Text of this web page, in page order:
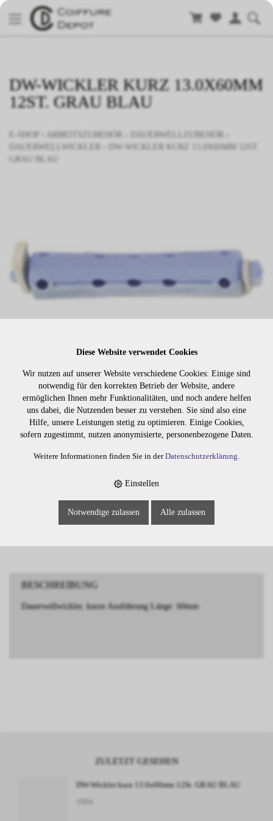
DW-WICKLER KURZ 13.0X60MM
12ST. GRAU BLAU
DAUERWELLZUBEHÖR
DAUERWELLWICKLER
DW-WICKLER KURZ 13.0X60MM 12ST.
Lager:
Art. Nr:
1994
Wiederbeschaffungsdauer auf Anfrage.
Die Preise sind erst nach dem
Login sichtbar. Bitte loggen Sie
sich ein oder registrieren Sie sich.
Merken
BESCHREIBUNG
Dauerwellwickler, kurze Ausführung Länge: 60mm
ZULETZT GESEHEN
DW-Wickler kurz 13.0x60mm 12St. GRAU BLAU
Diese Website verwendet Cookies
Wir nutzen auf unserer Website verschiedene Cookies: Einige sind
notwendig für den korrekten Betrieb der Website, andere
ermöglichen Ihnen mehr Funktionalitäten, und noch andere helfen
uns dabei, die Nutzenden besser zu verstehen. Sie sind also eine
Hilfe, unsere Leistungen stetig zu optimieren. Einige Cookies,
sofern zugestimmt, nutzen anonymisierte, personenbezogene Daten.
Weitere Informationen finden Sie in derDatenschutzerklärung
Einstellen
Notwendige zulassen Alle zulassen